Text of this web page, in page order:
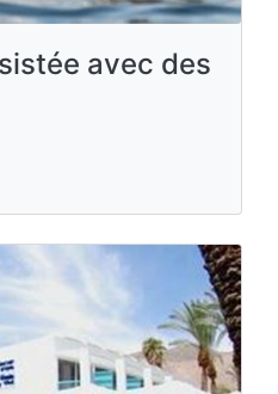
avec des